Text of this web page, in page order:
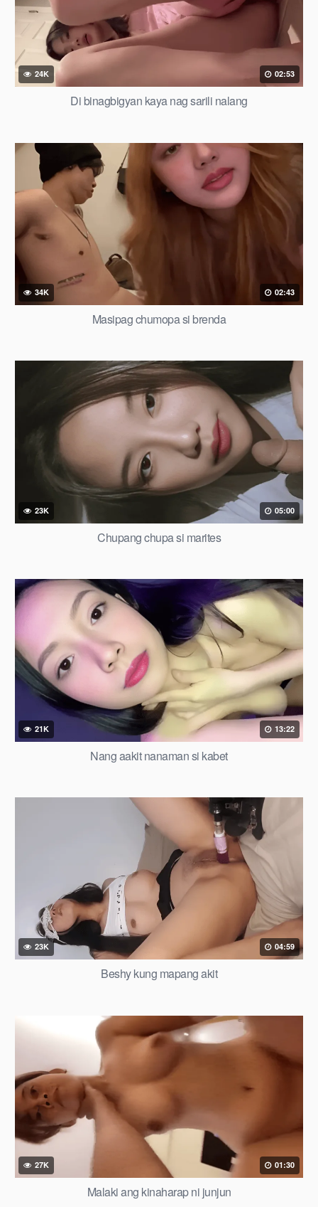
24K 02:53
Di binagbigyan kaya nag sarili nalang
34K 02:43
Masipag chumopa si brenda
23K 05:00
Chupang chupa si marites
21K 13:22
Nang aakit nanaman si kabet
23K 04:59
Beshy kung mapang akit
27K 01:30
Malaki ang kinaharap ni junjun